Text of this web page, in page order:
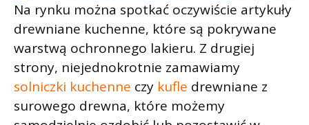
Na rynku można spotkać oczywiście artykuły
drewniane kuchenne, które są pokrywane
warstwą ochronnego lakieru. Z drugiej
strony, niejednokrotnie zamawiamy
solniczki kuchenne czy kufle drewniane z
surowego drewna, które możemy